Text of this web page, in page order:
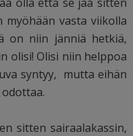
vasta viikolla
on niin jänniä hetkiä,
olisi! Olisi niin helppoa
syntyy, mutta eihän
sitten sairaalakassin,